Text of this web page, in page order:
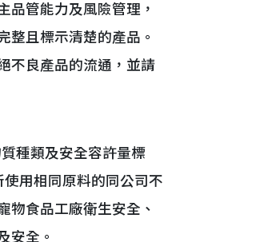
管能力及風險管理，
整且標示清楚的產品。
不良產品的流通，並請
種類及安全容許量標
用相同原料的同公司不
物食品工廠衛生安全、
安全。